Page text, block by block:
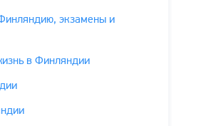
экзамены и
в Финляндии